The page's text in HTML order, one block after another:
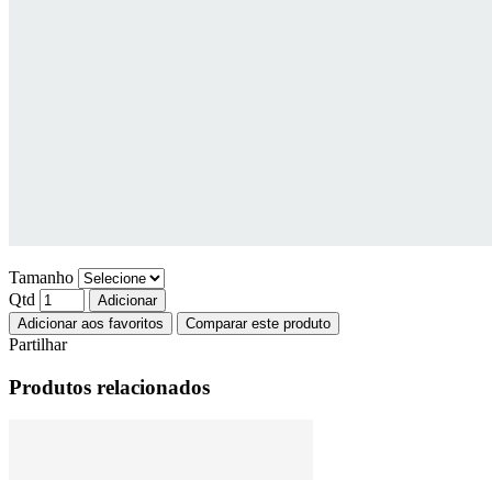
Tamanho
Qtd
Adicionar
Adicionar aos favoritos
Comparar este produto
Partilhar
Produtos relacionados